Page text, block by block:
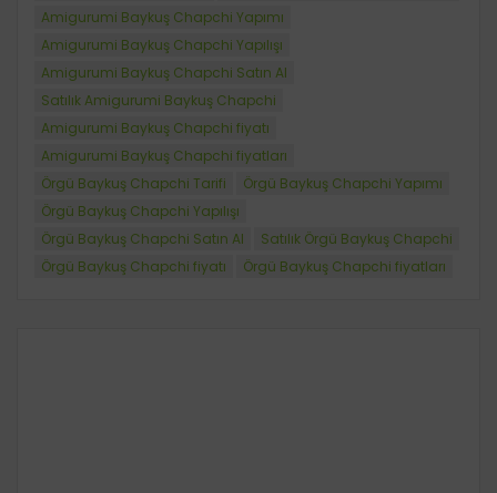
Amigurumi Baykuş Chapchi Yapımı
Amigurumi Baykuş Chapchi Yapılışı
Amigurumi Baykuş Chapchi Satın Al
Satılık Amigurumi Baykuş Chapchi
Amigurumi Baykuş Chapchi fiyatı
Amigurumi Baykuş Chapchi fiyatları
Örgü Baykuş Chapchi Tarifi
Örgü Baykuş Chapchi Yapımı
Örgü Baykuş Chapchi Yapılışı
Örgü Baykuş Chapchi Satın Al
Satılık Örgü Baykuş Chapchi
Örgü Baykuş Chapchi fiyatı
Örgü Baykuş Chapchi fiyatları